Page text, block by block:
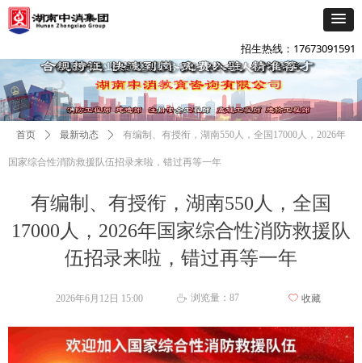
招生热线：17673091591
添加企微咨询
有编制、有授衔，湖南550人，全国
17000人，2026年国家综合性消防救援队
伍招录来啦，错过再等一年
首页 ꄲ 最新动态 ꄲ 有编制、有授衔，湖南550人，全国17000人，2026年
国家综合性消防救援队伍招录来啦，错过再等一年
2026年6月12日 15:00 ꄘ 浏览量： 87 ꄀ 收藏